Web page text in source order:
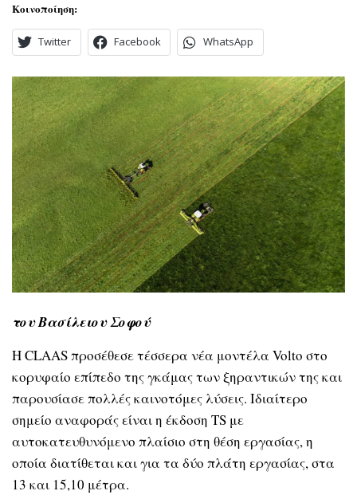
Κοινοποίηση:
Twitter Facebook WhatsApp
του Βασίλειου Σοφού
Η CLAAS προσέθεσε τέσσερα νέα μοντέλα Volto στο
κορυφαίο επίπεδο της γκάμας των ξηραντικών της και
παρουσίασε πολλές καινοτόμες λύσεις. Ιδιαίτερο
σημείο αναφοράς είναι η έκδοση TS με
αυτοκατευθυνόμενο πλαίσιο στη θέση εργασίας, η
οποία διατίθεται και για τα δύο πλάτη εργασίας, στα
13 και 15,10 μέτρα.